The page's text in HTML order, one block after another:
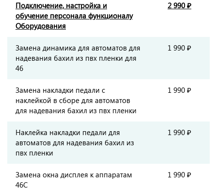
Подключение, настройка и
обучение персонала функционалу
Оборудования
2 990 ₽
Замена динамика для автоматов для
надевания бахил из пвх пленки для
46
1 990 ₽
Замена накладки педали с
наклейкой в сборе для автоматов
для надевания бахил из пвх пленки
1 990 ₽
Наклейка накладки педали для
автоматов для надевания бахил из
пвх пленки
1 990 ₽
Замена окна дисплея к аппаратам
46С
1 990 ₽